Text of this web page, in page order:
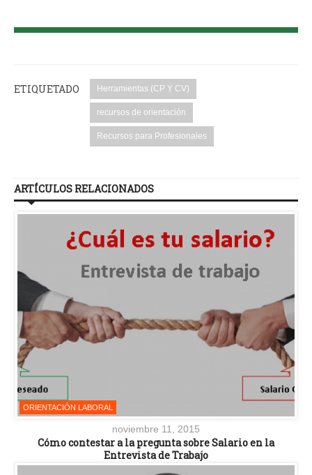
ETIQUETADO Herramientas (CP Y CV)
recursos de orientación
Recursos para Profesionales
ARTÍCULOS RELACIONADOS
ORIENTACIÓN LABORAL
noviembre 11, 2015
Cómo contestar a la pregunta sobre Salario en la
Entrevista de Trabajo